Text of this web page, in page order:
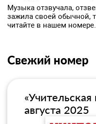
Музыка отзвучала,
зажила своей обычной,
читайте в нашем номере.
Свежий номер
«Учительская
августа 2025